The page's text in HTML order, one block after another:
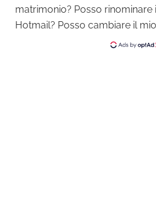
matrimonio? Posso rinominare
Hotmail? Posso cambiare il